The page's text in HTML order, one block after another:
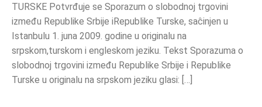
TURSKE Potvrđuje se Sporazum o slobodnoj trgovini
između Republike Srbije iRepublike Turske, saĉinjen u
Istanbulu 1. juna 2009. godine u originalu na
srpskom,turskom i engleskom jeziku. Tekst Sporazuma o
slobodnoj trgovini između Republike Srbije i Republike
Turske u originalu na srpskom jeziku glasi: […]